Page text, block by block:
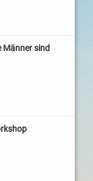
Männer sind